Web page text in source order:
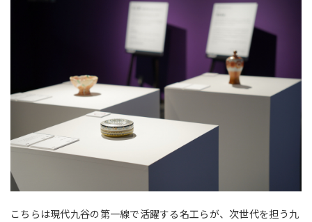
こちらは現代九谷の第一線で活躍する名工らが、次世代を担う九